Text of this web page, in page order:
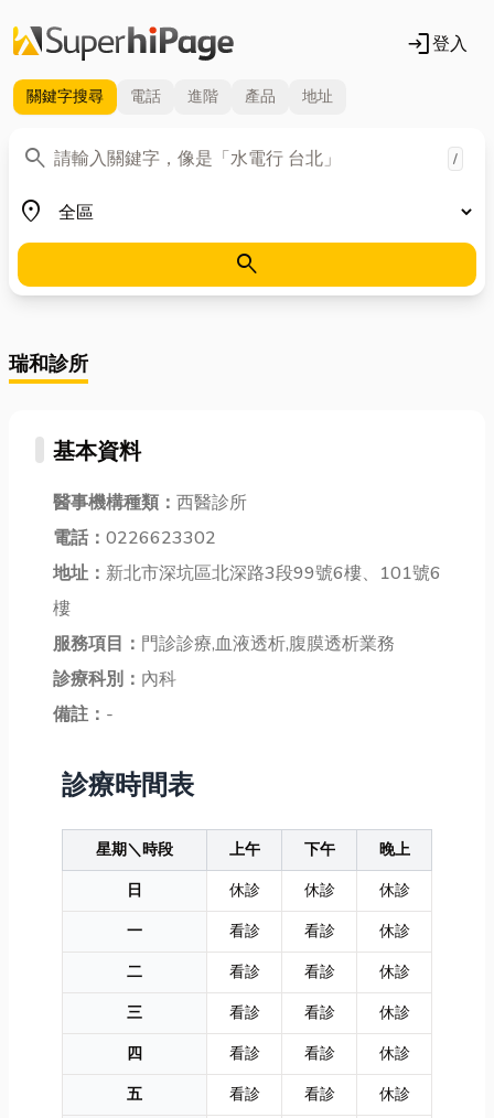
login登入
關鍵字搜尋 電話 進階 產品 地址
search
關鍵字 /
place
地區
search
瑞和診所
基本資料
醫事機構種類： 西醫診所
電話： 0226623302
地址： 新北市深坑區北深路3段99號6樓、101號6
樓
服務項目： 門診診療,血液透析,腹膜透析業務
診療科別： 內科
備註： -
診療時間表
星期＼時段 上午 下午
晚上
日
休診 休診
休診
一
看診 看診
休診
二
看診 看診
休診
三
看診 看診
休診
四
看診 看診
休診
五
看診 看診
休診